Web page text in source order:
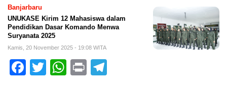
Banjarbaru
UNUKASE Kirim 12 Mahasiswa dalam
Pendidikan Dasar Komando Menwa
Suryanata 2025
Kamis, 20 November 2025 - 19:08 WITA
Facebook
TwitterWhatsApp
Print